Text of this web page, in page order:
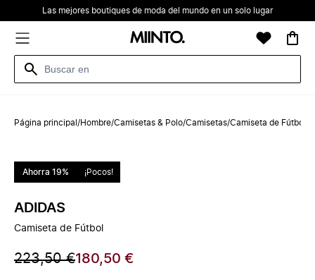
Las mejores boutiques de moda del mundo en un solo lugar
Página principal /Hombre/Camisetas & Polo/Camisetas/Camiseta de Fútbol
Ahorra 19% ¡Pocos!
ADIDAS
Camiseta de Fútbol
223,50 €180,50 €